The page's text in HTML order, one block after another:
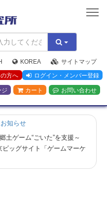
KOREA
サイトマップ
方へ
ログイン・メンバー登録
ジ カート お問い合わせ
お知らせ
土ゲーム“ごいた”を支援～
ッグサイト「ゲームマーケ